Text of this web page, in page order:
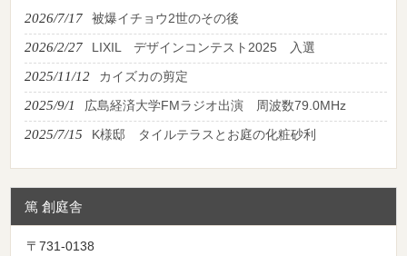
2026/7/17 被爆イチョウ2世のその後
2026/2/27 LIXIL デザインコンテスト2025 入選
2025/11/12 カイズカの剪定
2025/9/1 広島経済大学FMラジオ出演 周波数79.0MHz
2025/7/15 K様邸 タイルテラスとお庭の化粧砂利
篤 創庭舎
〒731-0138